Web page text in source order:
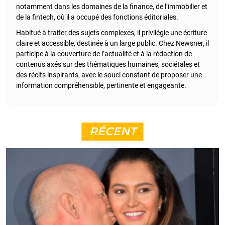
notamment dans les domaines de la finance, de l’immobilier et
de la fintech, où il a occupé des fonctions éditoriales.
Habitué à traiter des sujets complexes, il privilégie une écriture
claire et accessible, destinée à un large public. Chez Newsner, il
participe à la couverture de l’actualité et à la rédaction de
contenus axés sur des thématiques humaines, sociétales et
des récits inspirants, avec le souci constant de proposer une
information compréhensible, pertinente et engageante.
RÉCENT